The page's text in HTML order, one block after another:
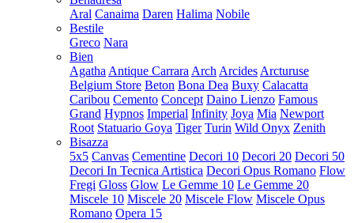
Aral Canaima Daren Halima Nobile
Bestile
Greco Nara
Bien
Agatha Antique Carrara Arch Arcides Arcturuse
Belgium Store Beton Bona Dea Buxy Calacatta
Caribou Cemento Concept Daino Lienzo Famous
Grand Hypnos Imperial Infinity Joya Mia Newport
Root Statuario Goya Tiger Turin Wild Onyx Zenith
Bisazza
5x5 Canvas Cementine Decori 10 Decori 20 Decori 50
Decori In Tecnica Artistica Decori Opus Romano Flow
Fregi Gloss Glow Le Gemme 10 Le Gemme 20
Miscele 10 Miscele 20 Miscele Flow Miscele Opus
Romano Opera 15